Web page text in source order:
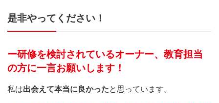
是非やってください！
ー研修を検討されているオーナー、教育担当
の方に一言お願いします！
私は出会えて本当に良かったと思っています。